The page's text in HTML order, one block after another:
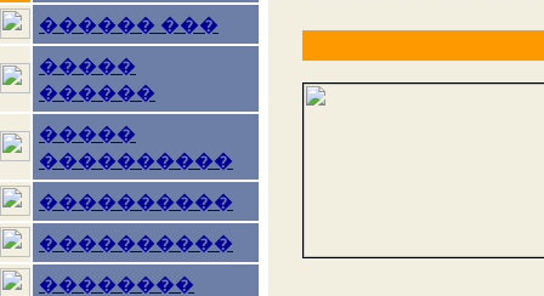
������ ���
�����
������
�����
����������
����������
����������
��������